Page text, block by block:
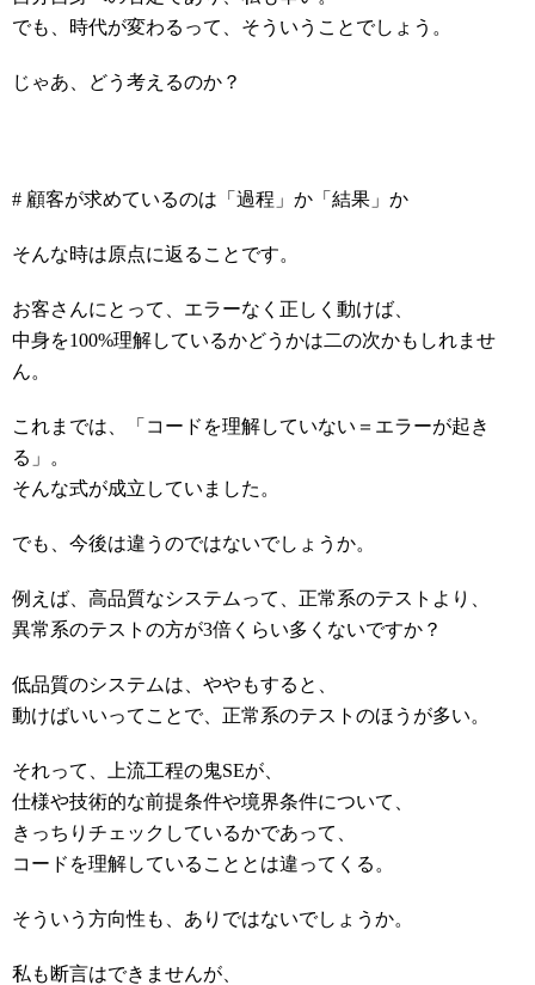
でも、時代が変わるって、そういうことでしょう。
じゃあ、どう考えるのか？
# 顧客が求めているのは「過程」か「結果」か
そんな時は原点に返ることです。
お客さんにとって、エラーなく正しく動けば、
中身を100%理解しているかどうかは二の次かもしれませ
ん。
これまでは、「コードを理解していない＝エラーが起き
る」。
そんな式が成立していました。
でも、今後は違うのではないでしょうか。
例えば、高品質なシステムって、正常系のテストより、
異常系のテストの方が3倍くらい多くないですか？
低品質のシステムは、ややもすると、
動けばいいってことで、正常系のテストのほうが多い。
それって、上流工程の鬼SEが、
仕様や技術的な前提条件や境界条件について、
きっちりチェックしているかであって、
コードを理解していることとは違ってくる。
そういう方向性も、ありではないでしょうか。
私も断言はできませんが、